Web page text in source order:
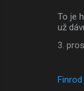
To je
už
3.
Finrod